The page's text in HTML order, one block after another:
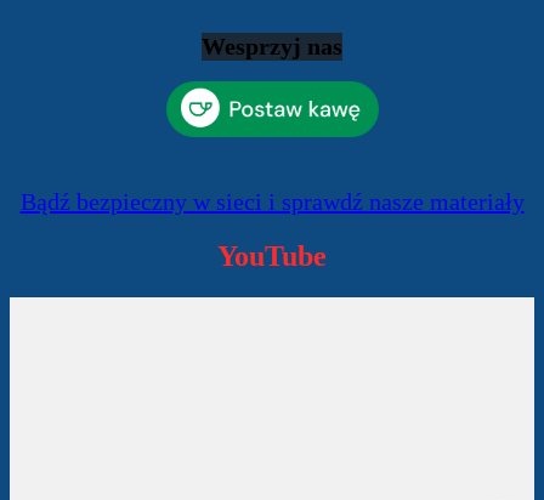
Wesprzyj nas
Bądź bezpieczny w sieci i sprawdź nasze materiały
YouTube